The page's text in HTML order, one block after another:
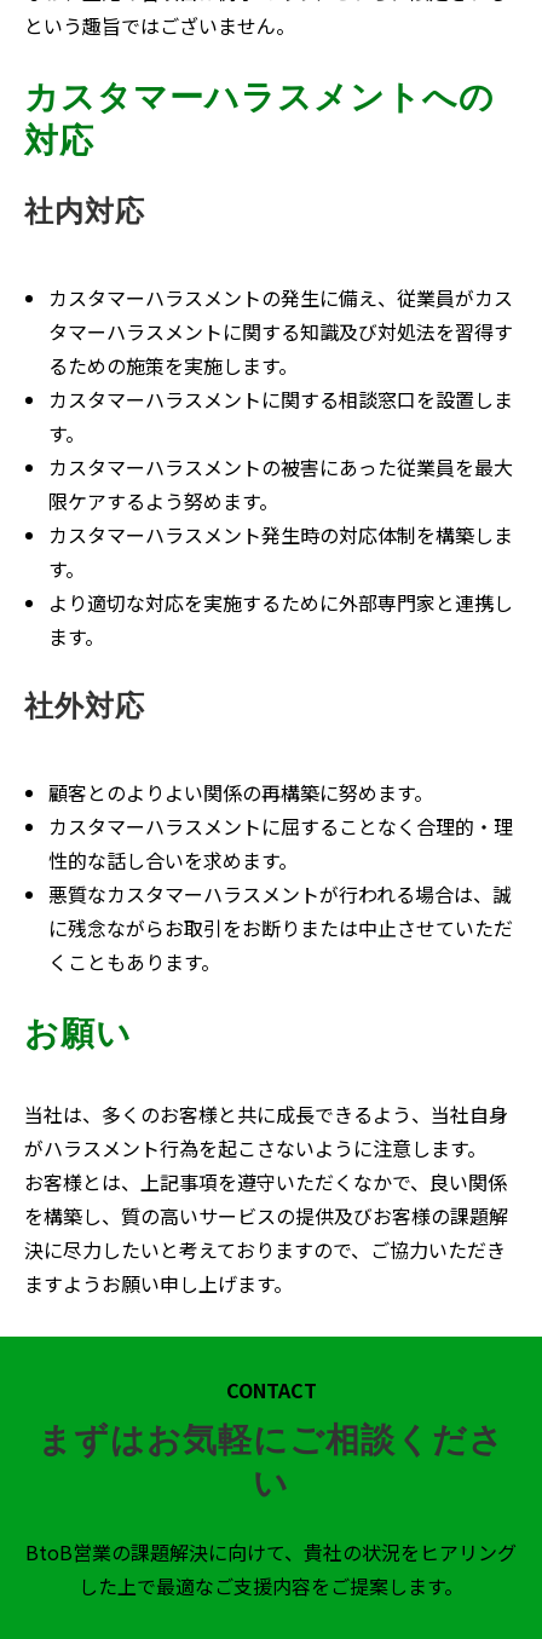
という趣旨ではございません。
カスタマーハラスメントへの
対応
社内対応
カスタマーハラスメントの発生に備え、従業員がカス
タマーハラスメントに関する知識及び対処法を習得す
るための施策を実施します。
カスタマーハラスメントに関する相談窓口を設置しま
す。
カスタマーハラスメントの被害にあった従業員を最大
限ケアするよう努めます。
カスタマーハラスメント発生時の対応体制を構築しま
す。
より適切な対応を実施するために外部専門家と連携し
ます。
社外対応
顧客とのよりよい関係の再構築に努めます。
カスタマーハラスメントに屈することなく合理的・理
性的な話し合いを求めます。
悪質なカスタマーハラスメントが行われる場合は、誠
に残念ながらお取引をお断りまたは中止させていただ
くこともあります。
お願い
当社は、多くのお客様と共に成長できるよう、当社自身
がハラスメント行為を起こさないように注意します。
お客様とは、上記事項を遵守いただくなかで、良い関係
を構築し、質の高いサービスの提供及びお客様の課題解
決に尽力したいと考えておりますので、ご協力いただき
ますようお願い申し上げます。
CONTACT
まずはお気軽にご相談くださ
い
BtoB営業の課題解決に向けて、貴社の状況をヒアリング
した上で最適なご支援内容をご提案します。